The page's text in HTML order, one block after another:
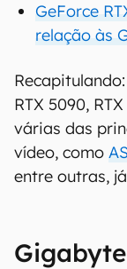
GeForce
relação às
RTX 5090,
várias das
vídeo, como
entre outras,